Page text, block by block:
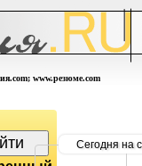
www.резюме.com
Сегодня на